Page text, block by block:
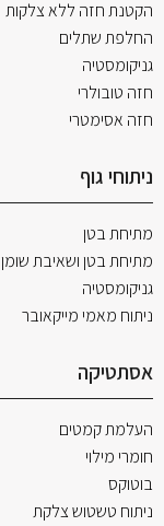
הקטנת חזה ללא צלקות
החלפת שתלים
גניקומסטיה
חזה טובולרי
חזה אסימטרי
ניתוחי גוף
מתיחת בטן
מתיחת בטן ושאיבת שומן
גניקומסטיה
ניתוח מאמי מייקאובר
אסתטיקה
העלמת קמטים
חומרי מילוי
בוטוקס
ניתוח טשטוש צלקת